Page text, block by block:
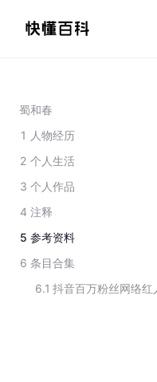
蜀和春
1 人物经历
2 个人生活
3 个人作品
4 注释
5 参考资料
6 条目合集
6.1 抖音百万粉丝网络红